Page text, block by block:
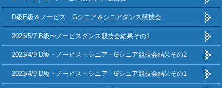
D級E級＆ノービス Gシニア＆シニアダンス競技会
2023/5/7 B級〜ノービスダンス競技会結果その1
2023/4/9 D級・ノービス・シニア・Gシニア競技会結果その2
2023/4/9 D級・ノービス・シニア・Gシニア競技会結果その1